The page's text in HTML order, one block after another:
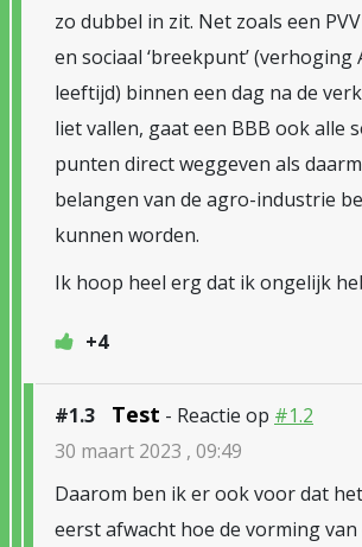
zo dubbel in zit. Net zoals een
en sociaal ‘breekpunt’ (verhoging
leeftijd) binnen een dag na de
liet vallen, gaat een BBB ook alle
punten direct weggeven als
belangen van de agro-industrie
kunnen worden.
Ik hoop heel erg dat ik ongelijk
+4
#1.3 Test - Reactie op #1.2
30 maart 2023 , 09:49
Daarom ben ik er ook voor dat
eerst afwacht hoe de vorming van